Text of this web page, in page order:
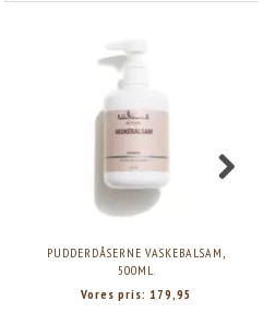
PUDDERDÅSERNE VASKEBALSAM,
500ML.
Vores pris: 179,95